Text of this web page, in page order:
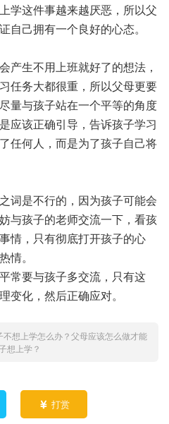
学这件事越来越厌恶，所以父
自己拥有一个良好的心态。
产生不用上班就好了的想法，
任务大都很重，所以父母更要
量与孩子站在一个平等的角度
应该正确引导，告诉孩子学习
任何人，而是为了孩子自己将
词是不行的，因为孩子可能会
与孩子的老师交流一下，看孩
情，只有彻底打开孩子的心
情。
常要与孩子多交流，只有这
变化，然后正确应对。
不想上学怎么办？父母应该怎么做才能
想上学？
 打赏